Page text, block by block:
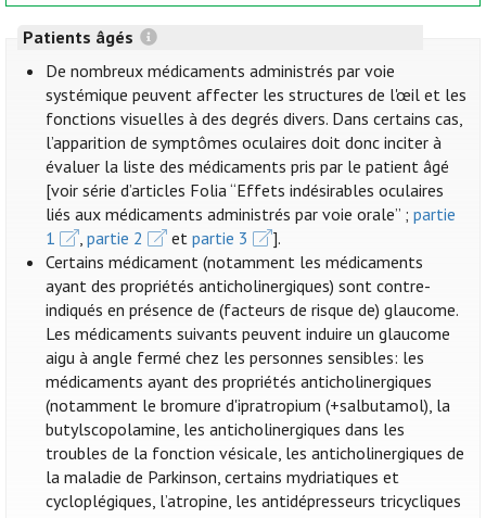
Patients âgés
De nombreux médicaments administrés par voie
systémique peuvent affecter les structures de l'œil et les
fonctions visuelles à des degrés divers. Dans certains cas,
l’apparition de symptômes oculaires doit donc inciter à
évaluer la liste des médicaments pris par le patient âgé
[voir série d’articles Folia “Effets indésirables oculaires
liés aux médicaments administrés par voie orale” ;partie
1
,partie 2 etpartie 3
].
Certains médicament (notamment les médicaments
ayant des propriétés anticholinergiques) sont contre-
indiqués en présence de (facteurs de risque de) glaucome.
Les médicaments suivants peuvent induire un glaucome
aigu à angle fermé chez les personnes sensibles: les
médicaments ayant des propriétés anticholinergiques
(notamment le bromure d'ipratropium (+salbutamol), la
butylscopolamine, les anticholinergiques dans les
troubles de la fonction vésicale, les anticholinergiques de
la maladie de Parkinson, certains mydriatiques et
cycloplégiques, l’atropine, les antidépresseurs tricycliques